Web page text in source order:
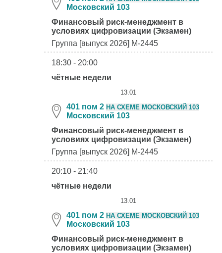
Московский 103
Финансовый риск-менеджмент в
условиях цифровизации (Экзамен)
Группа [выпуск 2026] М-2445
18:30 - 20:00
чётные недели
13.01
401 пом 2 НА СХЕМЕ МОСКОВСКИЙ 103
Московский 103
Финансовый риск-менеджмент в
условиях цифровизации (Экзамен)
Группа [выпуск 2026] М-2445
20:10 - 21:40
чётные недели
13.01
401 пом 2 НА СХЕМЕ МОСКОВСКИЙ 103
Московский 103
Финансовый риск-менеджмент в
условиях цифровизации (Экзамен)